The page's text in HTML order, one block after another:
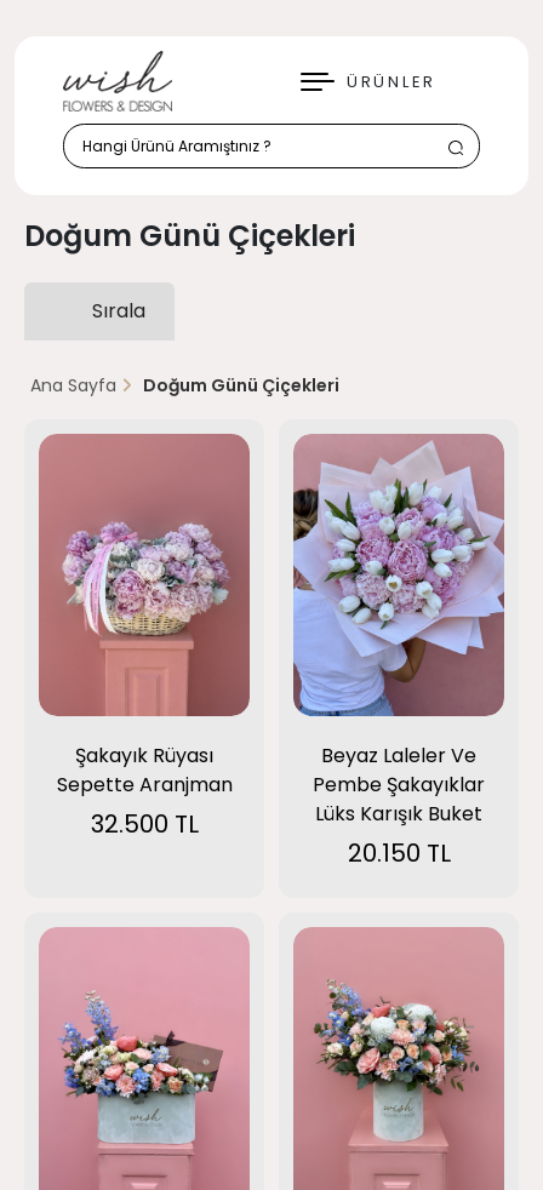
ÜRÜNLER
KAPAT
Doğum Günü Çiçekleri
Sırala
Ana Sayfa Doğum Günü Çiçekleri
Şakayık Rüyası
Sepette Aranjman
32.500 TL
Beyaz Laleler Ve
Pembe Şakayıklar
Lüks Karışık Buket
20.150 TL